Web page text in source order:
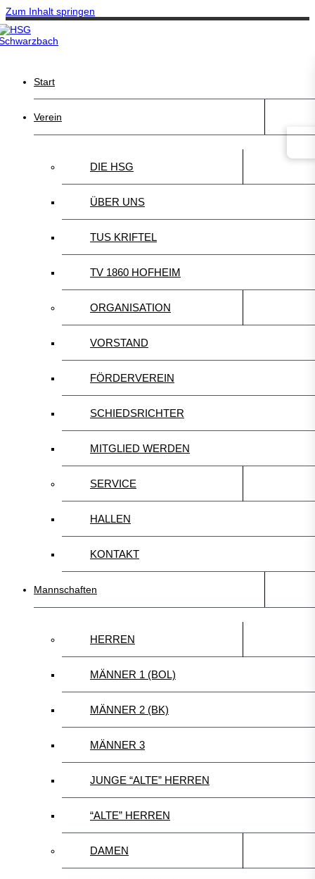
Zum Inhalt springen
Start
Verein
DIE HSG
ÜBER UNS
TUS KRIFTEL
TV 1860 HOFHEIM
ORGANISATION
VORSTAND
FÖRDERVEREIN
SCHIEDSRICHTER
MITGLIED WERDEN
SERVICE
HALLEN
KONTAKT
Mannschaften
HERREN
MÄNNER 1 (BOL)
MÄNNER 2 (BK)
MÄNNER 3
JUNGE “ALTE” HERREN
“ALTE” HERREN
DAMEN